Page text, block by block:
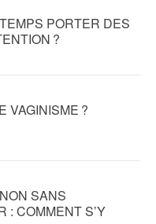
PORTER DES
?
VAGINISME ?
SANS
: COMMENT S’Y